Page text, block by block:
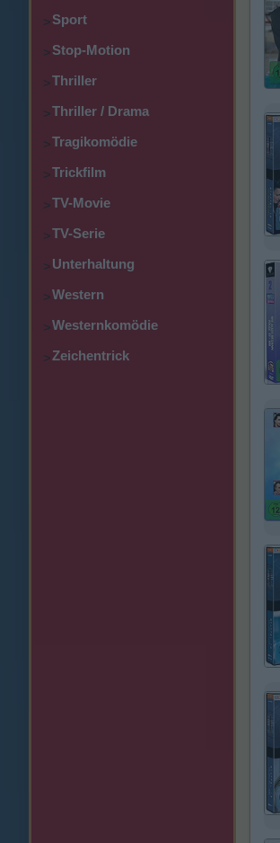
>Sport
>Stop-Motion
>Thriller
>Thriller / Drama
>Tragikomödie
>Trickfilm
>TV-Movie
>TV-Serie
>Unterhaltung
>Western
>Westernkomödie
>Zeichentrick